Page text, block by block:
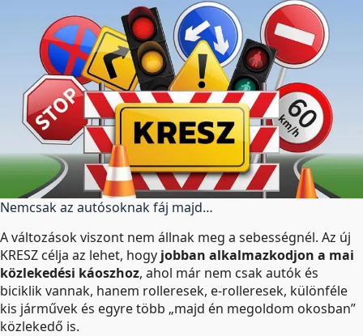
Nemcsak az autósoknak fáj majd…
A változások viszont nem állnak meg a sebességnél. Az új
KRESZ célja az lehet, hogy jobban alkalmazkodjon a mai
közlekedési káoszhoz, ahol már nem csak autók és
biciklik vannak, hanem rolleresek, e-rolleresek, különféle
kis járművek és egyre több „majd én megoldom okosban”
közlekedő is.